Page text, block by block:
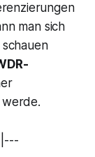
man sich
|---